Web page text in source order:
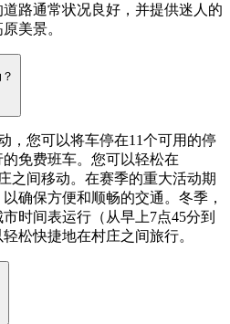
路通常状况良好，并提供迷人的
美景。
，您可以将车停在11个可用的停
免费班车。您可以轻松在
之间移动。在赛季的重大活动期
确保方便和顺畅的交通。冬季，
市时间表运行（从早上7点45分到
松快捷地在村庄之间旅行。